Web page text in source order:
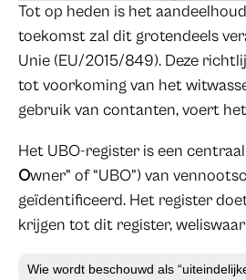
Tot op heden is het
toekomst zal dit grotendeels
Unie (EU/2015/849). Deze
tot voorkoming van het
gebruik van contanten, voert het
Het UBO-register is een
Owner” of “UBO”) van
geïdentificeerd. Het register
krijgen tot dit register,
Wie wordt beschouwd als